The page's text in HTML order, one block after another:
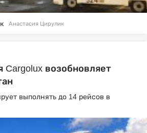
Анастасия Цирулик
Cargolux возобновляет
выполнять до 14 рейсов в